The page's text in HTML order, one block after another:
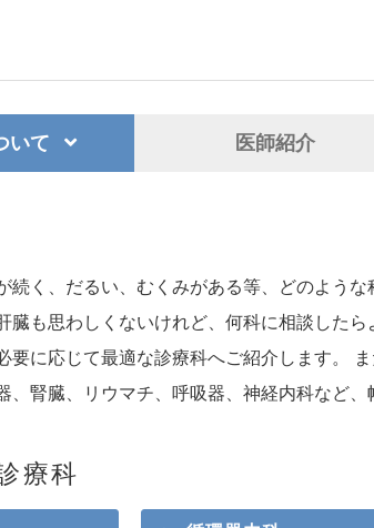
いて 医師紹介
続く、だるい、むくみがある等、どのよう
臓も思わしくないけれど、何科に相談した
要に応じて最適な診療科へご紹介します。
、腎臓、リウマチ、呼吸器、神経内科など、
療科